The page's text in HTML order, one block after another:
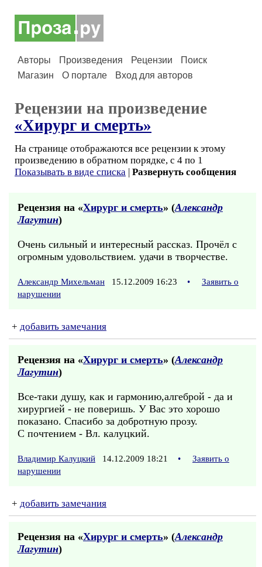
Авторы Произведения Рецензии
Поиск
Магазин
О портале Вход для авторов
Рецензии на произведение
«Хирург и смерть»
На странице отображаются все рецензии к этому
произведению в обратном порядке, с 4 по 1
Показывать в виде списка | Развернуть сообщения
Рецензия на «Хирург и смерть» (Александр
Лагутин)
Очень сильный и интересный рассказ. Прочёл с
огромным удовольствием. удачи в творчестве.
Александр Михельман 15.12.2009 16:23 •
Заявить о
нарушении
+ добавить замечания
Рецензия на «Хирург и смерть» (Александр
Лагутин)
Все-таки душу, как и гармонию,алгеброй - да и
хирургией - не поверишь. У Вас это хорошо
показано. Спасибо за добротную прозу.
С почтением - Вл. калуцкий.
Владимир Калуцкий 14.12.2009 18:21 •
Заявить о
нарушении
+ добавить замечания
Рецензия на «Хирург и смерть» (Александр
Лагутин)